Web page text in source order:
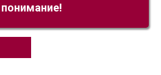
понимание!